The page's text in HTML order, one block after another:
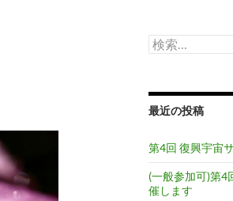
検
索:
最近の投稿
第4回 復興宇宙
(一般参加可)第4
催します